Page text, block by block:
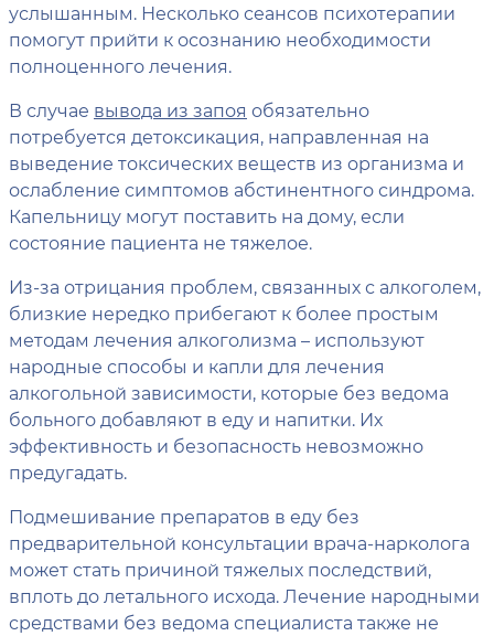
услышанным. Несколько сеансов психотерапии
помогут прийти к осознанию необходимости
полноценного лечения.
В случае вывода из запоя обязательно
потребуется детоксикация, направленная на
выведение токсических веществ из организма и
ослабление симптомов абстинентного синдрома.
Капельницу могут поставить на дому, если
состояние пациента не тяжелое.
Из-за отрицания проблем, связанных с алкоголем,
близкие нередко прибегают к более простым
методам лечения алкоголизма – используют
народные способы и капли для лечения
алкогольной зависимости, которые без ведома
больного добавляют в еду и напитки. Их
эффективность и безопасность невозможно
предугадать.
Подмешивание препаратов в еду без
предварительной консультации врача-нарколога
может стать причиной тяжелых последствий,
вплоть до летального исхода. Лечение народными
средствами без ведома специалиста также не